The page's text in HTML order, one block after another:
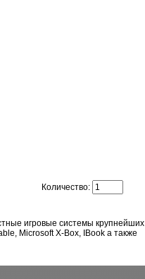
Количество:
игровые системы крупнейших
Microsoft X-Box, IBook а также